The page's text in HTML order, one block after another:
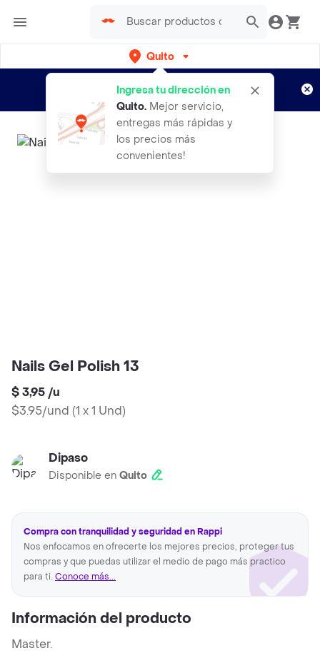
Quito
Ingresa tu dirección en
Quito. Mejor servicio,
entregas más rápidas y
los precios más
convenientes!
envíos gratis por semanas
Aplican TyC
Nails Gel Polish 13
$ 3,95 /u
$3.95/und (1 x 1 Und)
Dipaso
Disponible en Quito
Compra con tranquilidad y seguridad en Rappi
Nos enfocamos en ofrecerte los mejores precios, proteger tus
compras y que puedas utilizar el medio de pago más practico
para ti. Conoce más...
Información del producto
Master.